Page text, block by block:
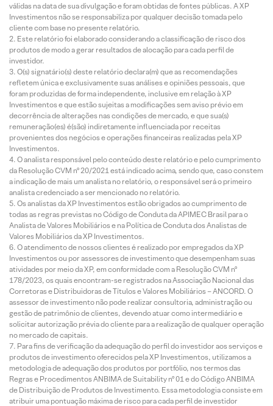
válidas na data de sua divulgação e foram obtidas de fontes públicas. A XP
Investimentos não se responsabiliza por qualquer decisão tomada pelo
cliente com base no presente relatório.
Este relatório foi elaborado considerando a classificação de risco dos
produtos de modo a gerar resultados de alocação para cada perfil de
investidor.
O(s) signatário(s) deste relatório declara(m) que as recomendações
refletem única e exclusivamente suas análises e opiniões pessoais, que
foram produzidas de forma independente, inclusive em relação à XP
Investimentos e que estão sujeitas a modificações sem aviso prévio em
decorrência de alterações nas condições de mercado, e que sua(s)
remuneração(es) é(são) indiretamente influenciada por receitas
provenientes dos negócios e operações financeiras realizadas pela XP
Investimentos.
O analista responsável pelo conteúdo deste relatório e pelo cumprimento
da Resolução CVM nº 20/2021 está indicado acima, sendo que, caso constem
a indicação de mais um analista no relatório, o responsável será o primeiro
analista credenciado a ser mencionado no relatório.
Os analistas da XP Investimentos estão obrigados ao cumprimento de
todas as regras previstas no Código de Conduta da APIMEC Brasil para o
Analista de Valores Mobiliários e na Política de Conduta dos Analistas de
Valores Mobiliários da XP Investimentos.
O atendimento de nossos clientes é realizado por empregados da XP
Investimentos ou por assessores de investimento que desempenham suas
atividades por meio da XP, em conformidade com a Resolução CVM nº
178/2023, os quais encontram-se registrados na Associação Nacional das
Corretoras e Distribuidoras de Títulos e Valores Mobiliários – ANCORD. O
assessor de investimento não pode realizar consultoria, administração ou
gestão de patrimônio de clientes, devendo atuar como intermediário e
solicitar autorização prévia do cliente para a realização de qualquer operação
no mercado de capitais.
Para fins de verificação da adequação do perfil do investidor aos serviços e
produtos de investimento oferecidos pela XP Investimentos, utilizamos a
metodologia de adequação dos produtos por portfólio, nos termos das
Regras e Procedimentos ANBIMA de Suitability nº 01 e do Código ANBIMA
de Distribuição de Produtos de Investimento. Essa metodologia consiste em
atribuir uma pontuação máxima de risco para cada perfil de investidor